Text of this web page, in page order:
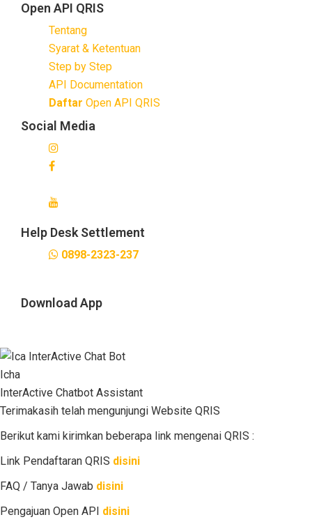
Open API QRIS
Tentang
Syarat & Ketentuan
Step by Step
API Documentation
Daftar Open API QRIS
Social Media
Help Desk Settlement
0898-2323-237
Download App
Icha
InterActive Chatbot Assistant
Terimakasih telah mengunjungi Website QRIS
Berikut kami kirimkan beberapa link mengenai QRIS :
Link Pendaftaran QRIS disini
FAQ / Tanya Jawab disini
Pengajuan Open API disini